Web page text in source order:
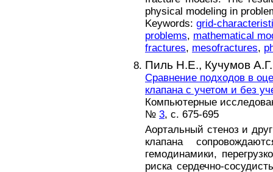
physical modeling in
Keywords: grid-
problems, mathematical
fractures, mesofractures,
Пиль Н.Е., Кучумов А.Г.
Сравнение подходов в
клапана с учетом и без
Компьютерные
№ 3, с. 675-695
Аортальный стеноз и
клапана
гемодинамики,
риска сердечно-